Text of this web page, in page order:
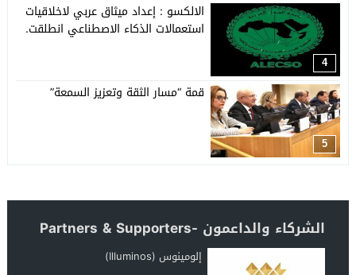
4
الالكسو : إعداد ميثاق عربي لاخلاقيات
استعمالات الذكاء الاصطناعي انطلقت.
5
قمة “مسار الثقة وتعزيز السمعة”
الشركاء والداعمون -Partners & Supporters
إلومينوس (Illuminos)